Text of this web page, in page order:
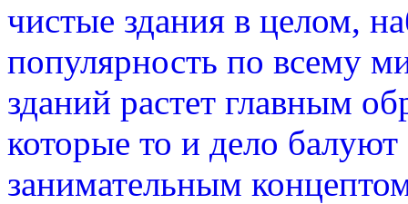
чистые здания в целом,
популярность по всему
зданий растет главным
которые то и дело
занимательным